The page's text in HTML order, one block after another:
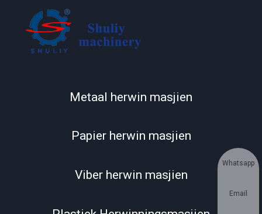
Metaal herwin masjien
Papier herwin masjien
Viber herwin masjien
Whatsapp
Email